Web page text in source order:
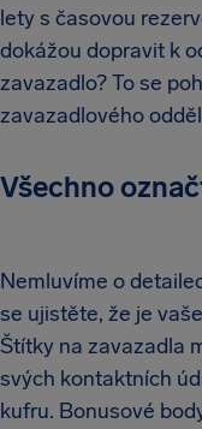
lety s časovou
dokážou dopravit k
zavazadlo? To se
zavazadlového
Všechno
Nemluvíme o
se ujistěte, že je
Štítky na zavazadla
svých kontaktních
kufru. Bonusové